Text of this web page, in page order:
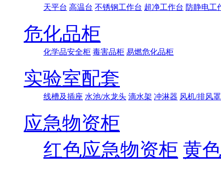
天平台 高温台 不锈钢工作台 超净工作台 防静电工
危化品柜
化学品安全柜 毒害品柜 易燃危化品柜
实验室配套
线槽及插座 水池/水龙头 滴水架 冲淋器 风机/排风罩
应急物资柜
红色应急物资柜 黄